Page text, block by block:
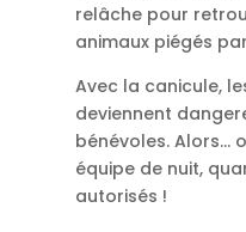
relâche pour
animaux piégés
Avec la canicule,
deviennent
bénévoles. Alors…
équipe de nuit,
autorisés !